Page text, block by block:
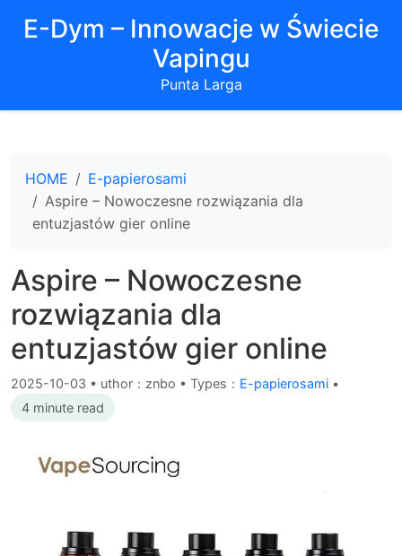
E-Dym – Innowacje w Świecie
Vapingu
Punta Larga
HOME
E-papierosami
Aspire – Nowoczesne rozwiązania dla
entuzjastów gier online
Aspire – Nowoczesne
rozwiązania dla
entuzjastów gier online
2025-10-03 • uthor：znbo • Types： E-papierosami •
4 minute read